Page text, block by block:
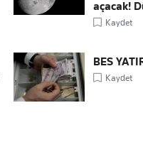
açacak!
Kaydet
BES
Kaydet